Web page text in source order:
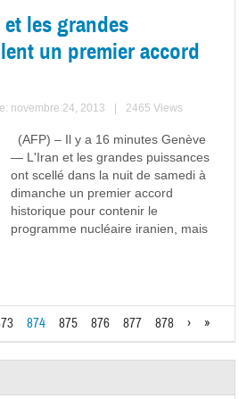
et les grandes
un premier accord
novembre 24, 2013 2465 Views
(AFP) – Il y a 16 minutes Genève
— L'Iran et les grandes puissances
ont scellé dans la nuit de samedi à
dimanche un premier accord
historique pour contenir le
programme nucléaire iranien, mais
874 875 876 877 878 › »